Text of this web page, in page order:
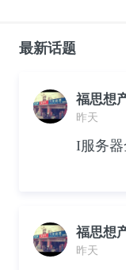
最新话题
福思想
昨天
I服务器
福思想
昨天